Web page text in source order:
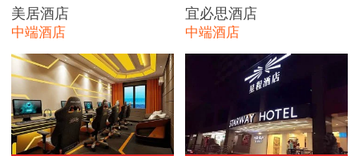
美居酒店
中端酒店
宜必思酒店
中端酒店